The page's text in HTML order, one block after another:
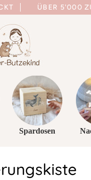
ÜBER 5'000
Spardosen